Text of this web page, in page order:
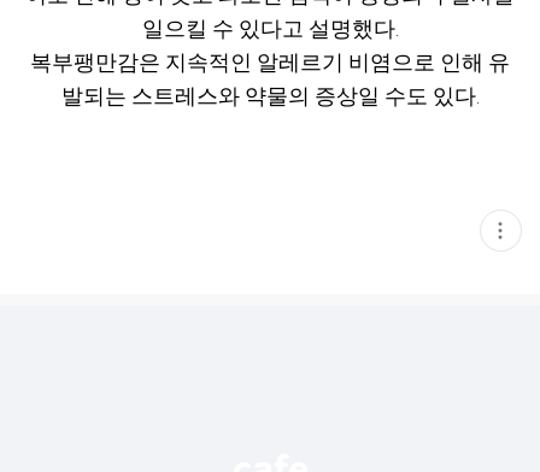
일으킬 수 있다고 설명했다.
복부팽만감은 지속적인 알레르기 비염으로 인해 유
발되는 스트레스와 약물의 증상일 수도 있다.
현
재